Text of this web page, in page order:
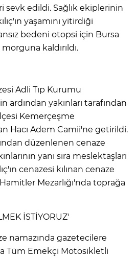
sevk edildi. Sağlık ekiplerinin
yaşamını yitirdiği
bedeni otopsi için Bursa
kaldırıldı.
Adli Tıp Kurumu
yakınları tarafından
Kemerçeşme
Hacı Adem Camii'ne getirildi.
düzenlenen cenaze
yanı sıra meslektaşları
cenazesi kılınan cenaze
Mezarlığı'nda toprağa
İSTİYORUZ'
namazında gazetecilere
Tüm Emekçi Motosikletli